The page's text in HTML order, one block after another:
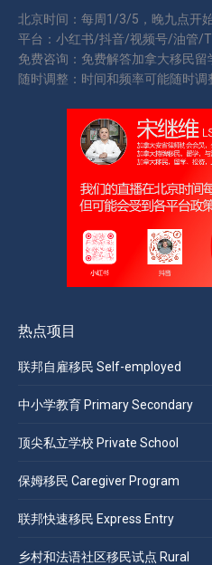
北京时间：每周1/3/5，晚九点开始
平台：小红书/抖音/视频号/油管/
免费咨询：免费解答加拿大移民留
随时调整：时间和频率可能随时调
热点项目
联邦自雇移民 Self-employed
中小学教育 Primary Secondary
顶尖私立学校 Private School
保姆移民 Caregiver Program
联邦快速移民 Express Entry
乡村和法语社区移民试点 Rural